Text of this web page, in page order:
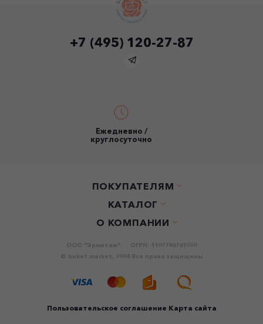
+7 (495) 120-27-87
Ежедневно /
круглосуточно
ПОКУПАТЕЛЯМ
КАТАЛОГ
О КОМПАНИИ
Пользовательское соглашение Карта сайта
ООО "Эрмитаж".
ОГРН: 1107746761550
© buket.market, 2024 Все права защищены